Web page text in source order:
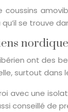
coussins
se trouve
ont des
surtout dans
avec une
conseillé de